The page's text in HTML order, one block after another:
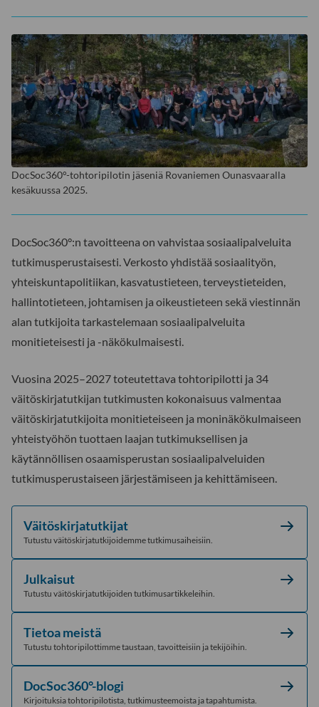
DocSoc360°-tohtoripilotin jäseniä Rovaniemen Ounasvaaralla
kesäkuussa 2025.
DocSoc360°:n tavoitteena on vahvistaa sosiaalipalveluita
tutkimusperustaisesti. Verkosto yhdistää sosiaalityön,
yhteiskuntapolitiikan, kasvatustieteen, terveystieteiden,
hallintotieteen, johtamisen ja oikeustieteen sekä viestinnän
alan tutkijoita tarkastelemaan sosiaalipalveluita
monitieteisesti ja -näkökulmaisesti.
Vuosina 2025–2027 toteutettava tohtoripilotti ja 34
väitöskirjatutkijan tutkimusten kokonaisuus valmentaa
väitöskirjatutkijoita monitieteiseen ja moninäkökulmaiseen
yhteistyöhön tuottaen laajan tutkimuksellisen ja
käytännöllisen osaamisperustan sosiaalipalveluiden
tutkimusperustaiseen järjestämiseen ja kehittämiseen.
Väitöskirjatutkijat
Tutustu väitöskirjatutkijoidemme tutkimusaiheisiin.
Julkaisut
Tutustu väitöskirjatutkijoiden tutkimusartikkeleihin.
Tietoa meistä
Tutustu tohtoripilottimme taustaan, tavoitteisiin ja tekijöihin.
DocSoc360°-blogi
Kirjoituksia tohtoripilotista, tutkimusteemoista ja tapahtumista.